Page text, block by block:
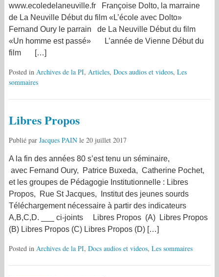
www.ecoledelaneuville.fr Françoise Dolto, la marraine
de La Neuville Début du film «L’école avec Dolto»
Fernand Oury le parrain de La Neuville Début du film
«Un homme est passé» L’année de Vienne Début du
film […]
Posted in Archives de la PI, Articles, Docs audios et videos, Les
sommaires
Libres Propos
Publié par Jacques PAINle 20 juillet 2017
A la fin des années 80 s’est tenu un séminaire,
avec Fernand Oury, Patrice Buxeda, Catherine Pochet,
et les groupes de Pédagogie Institutionnelle : Libres
Propos, Rue St Jacques, Institut des jeunes sourds
Téléchargement nécessaire à partir des indicateurs
A,B,C,D. ___ ci-joints Libres Propos (A) Libres Propos
(B) Libres Propos (C) Libres Propos (D) […]
Posted in Archives de la PI, Docs audios et videos, Les sommaires